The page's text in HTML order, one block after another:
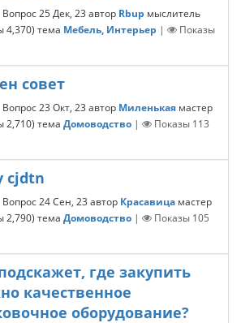
Вопрос 25 Дек, 23 автор Rbup мыслитель
4,370) тема Мебель, Интерьер |
Показы
совет
Вопрос 23 Окт, 23 автор Миленькая мастер
2,710) тема Домоводство | Показы 113
cjdtn
Вопрос 24 Сен, 23 автор Красавица мастер
2,790) тема Домоводство | Показы 105
где закупить
качественное
оборудование?